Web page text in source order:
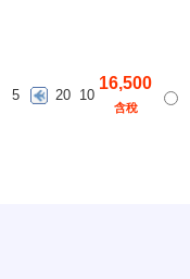
5 20 10
16,500
含稅